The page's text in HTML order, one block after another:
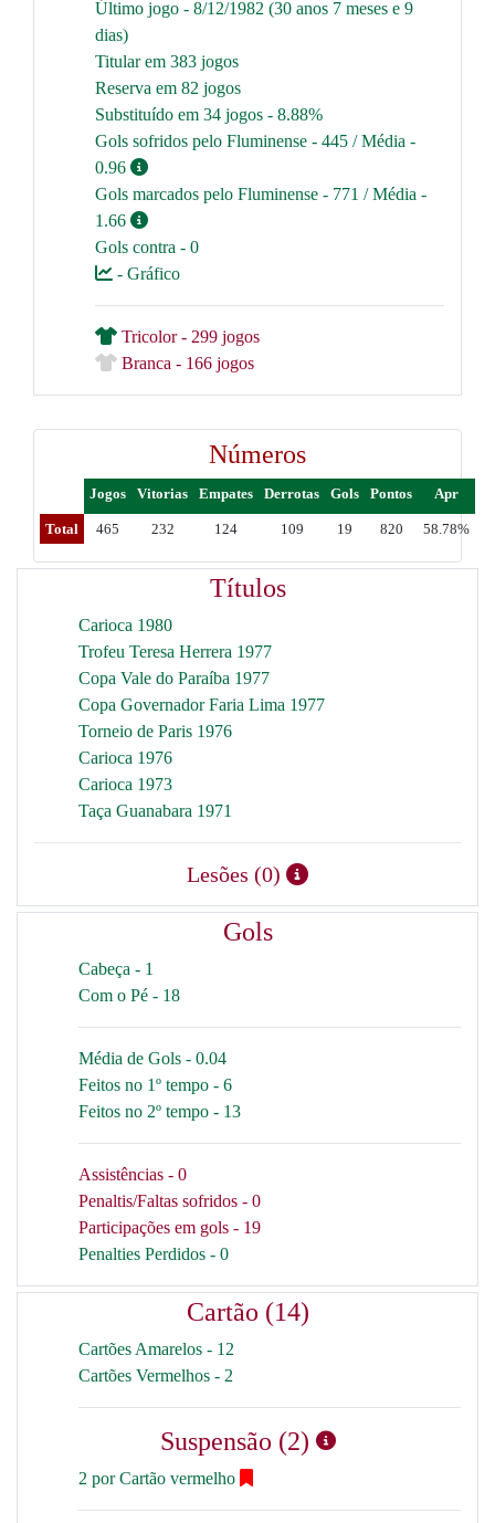
Último jogo - 8/12/1982 (30 anos 7 meses e 9
dias)
Titular em 383 jogos
Reserva em 82 jogos
Substituído em 34 jogos - 8.88%
Gols sofridos pelo Fluminense - 445 / Média -
0.96
Gols marcados pelo Fluminense - 771 / Média -
1.66
Gols contra - 0
- Gráfico
Tricolor - 299 jogos
Branca - 166 jogos
Números
Jogos Vitorias Empates Derrotas Gols Pontos Apr
Total 465 232 124 109 19 820 58.78%
Títulos
Carioca 1980
Trofeu Teresa Herrera 1977
Copa Vale do Paraíba 1977
Copa Governador Faria Lima 1977
Torneio de Paris 1976
Carioca 1976
Carioca 1973
Taça Guanabara 1971
Lesões (0)
Gols
Cabeça - 1
Com o Pé - 18
Média de Gols - 0.04
Feitos no 1º tempo - 6
Feitos no 2º tempo - 13
Assistências - 0
Penaltis/Faltas sofridos - 0
Participações em gols - 19
Penalties Perdidos - 0
Cartão (14)
Cartões Amarelos - 12
Cartões Vermelhos - 2
Suspensão (2)
2 por Cartão vermelho